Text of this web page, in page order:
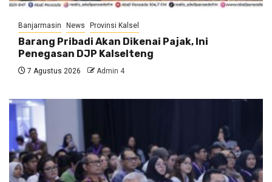
Banjarmasin News Provinsi Kalsel
Barang Pribadi Akan Dikenai Pajak, Ini
Penegasan DJP Kalselteng
7 Agustus 2026 Admin 4